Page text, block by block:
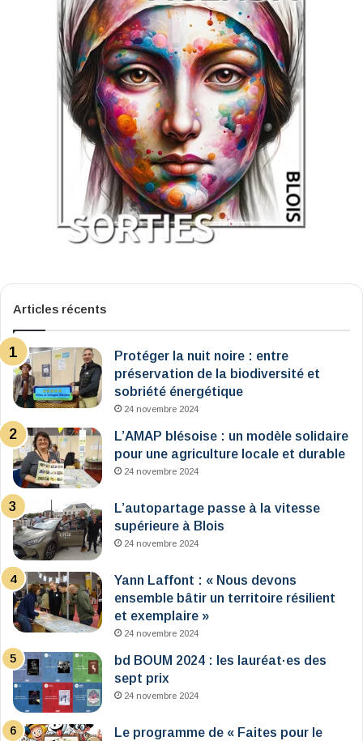
Articles récents
Protéger la nuit noire : entre
préservation de la biodiversité et
sobriété énergétique
24 novembre 2024
L’AMAP blésoise : un modèle solidaire
pour une agriculture locale et durable
24 novembre 2024
L’autopartage passe à la vitesse
supérieure à Blois
24 novembre 2024
Yann Laffont : « Nous devons
ensemble bâtir un territoire résilient
et exemplaire »
24 novembre 2024
bd BOUM 2024 : les lauréat·es des
sept prix
24 novembre 2024
Le programme de « Faites pour le